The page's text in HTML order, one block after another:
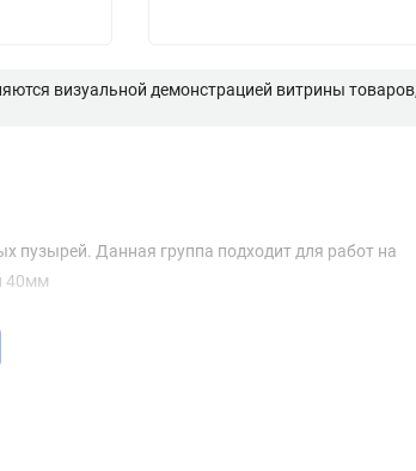
визуальной демонстрацией витрины
пузырей. Данная группа подходит для работ на
40мм